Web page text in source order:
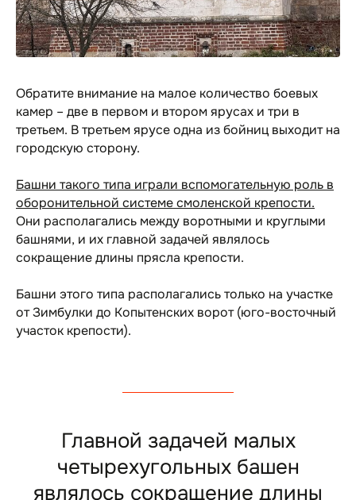
Обратите внимание на малое количество боевых
камер – две в первом и втором ярусах и три в
третьем. В третьем ярусе одна из бойниц выходит на
городскую сторону.
Башни такого типа играли вспомогательную роль в
оборонительной системе смоленской крепости.
Они располагались между воротными и круглыми
башнями, и их главной задачей являлось
сокращение длины прясла крепости.
Башни этого типа располагались только на участке
от Зимбулки до Копытенских ворот (юго-восточный
участок крепости).
Главной задачей малых
четырехугольных башен
являлось сокращение длины